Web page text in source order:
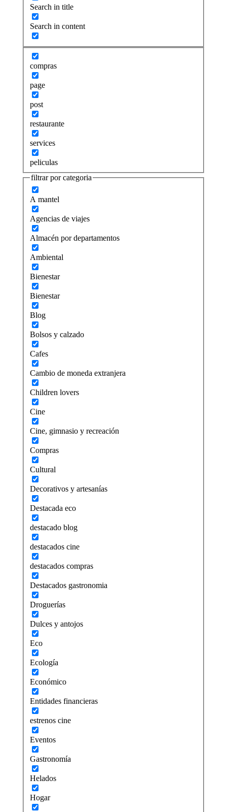
Search in title
Search in content
compras
page
post
restaurante
services
peliculas
filtrar por categoria
A mantel
Agencias de viajes
Almacén por departamentos
Ambiental
Bienestar
Bienestar
Blog
Bolsos y calzado
Cafes
Cambio de moneda extranjera
Children lovers
Cine
Cine, gimnasio y recreación
Compras
Cultural
Decorativos y artesanías
Destacada eco
destacado blog
destacados cine
destacados compras
Destacados gastronomia
Droguerías
Dulces y antojos
Eco
Ecología
Económico
Entidades financieras
estrenos cine
Eventos
Gastronomía
Helados
Hogar